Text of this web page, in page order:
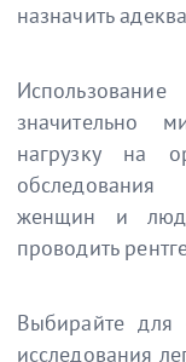
назначить
значительно
нагрузку на
женщин и
проводить
Выбирайте для
исследования